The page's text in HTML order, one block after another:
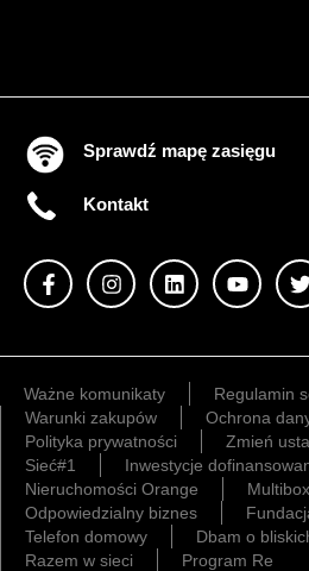
Sprawdź mapę zasięgu
Kontakt
Ważne komunikaty
Regulamin
Warunki zakupów
Ochrona
Polityka prywatności
Zmień
Sieć#1
Inwestycje
Nieruchomości Orange
Multibox
Odpowiedzialny biznes
Telefon domowy
Dbam o
Razem w sieci
Program Re